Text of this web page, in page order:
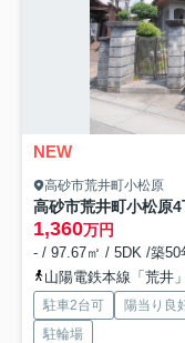
NEW
高砂市荒井町小松原
高砂市荒井町小松原
1,360万円
- / 97.67㎡ / 5DK /築50
山陽電鉄本線「荒井
駐車2台可 陽当り良
駐輪場